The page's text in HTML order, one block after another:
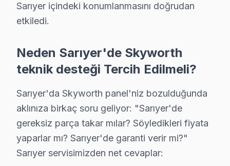
Sarıyer'de En İyi Skyworth Servis: Neden
Diğer bir avantaj, 6 ay garanti süresinin
Ücretsiz teşhis hizmeti, kullanıcıların tamir
Sarıyer Skyworth servis - TV Tamiri
Skyworth televizyon tamirinde sizi bekleyen gerçek
Yazılım: ₺400-700 | Güç kartı: ₺600-1.200 | Anakart:
LED backlight: ₺700-1.500 | T-Con: ₺500-1.000 |
Sarıyer içindeki konumlanmasını doğrudan
etkiledi.
Neden Sarıyer'de Skyworth
teknik desteği Tercih Edilmeli?
Sarıyer'da Skyworth panel'niz bozulduğunda
aklınıza birkaç soru geliyor: "Sarıyer'de
gereksiz parça takar mılar? Söyledikleri fiyata
yaparlar mı? Sarıyer'de garanti verir mi?"
Sarıyer servisimizden net cevaplar: